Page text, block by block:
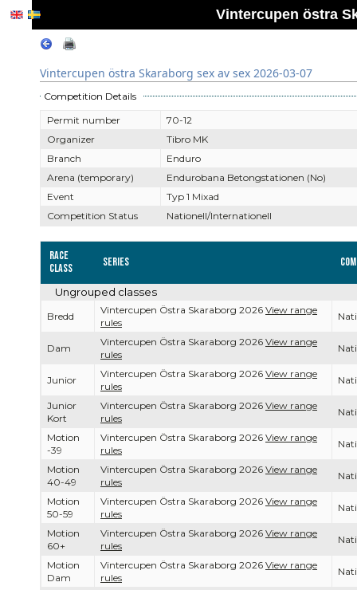
Vintercupen östra
Vintercupen östra Skaraborg sex av sex 2026-03-07
Competition Details
Permit number
70-12
Organizer
Tibro MK
Branch
Enduro
Arena (temporary)
Endurobana Betongstationen (No)
Event
Typ 1 Mixad
Competition Status
Nationell/Internationell
Race
Class
Series
Ungrouped classes
Bredd
Vintercupen Östra Skaraborg 2026 View range
rules
Dam
Vintercupen Östra Skaraborg 2026 View range
rules
Junior
Vintercupen Östra Skaraborg 2026 View range
rules
Junior
Kort
Vintercupen Östra Skaraborg 2026 View range
rules
Motion
-39
Vintercupen Östra Skaraborg 2026 View range
rules
Motion
40-49
Vintercupen Östra Skaraborg 2026 View range
rules
Motion
50-59
Vintercupen Östra Skaraborg 2026 View range
rules
Motion
60+
Vintercupen Östra Skaraborg 2026 View range
rules
Motion
Dam
Vintercupen Östra Skaraborg 2026 View range
rules